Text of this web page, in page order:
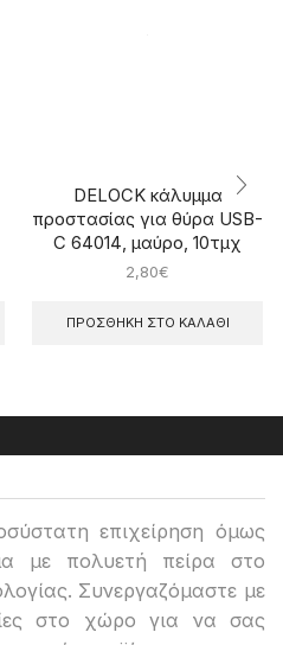
DELOCK κάλυμμα
προστασίας για θύρα USB-
C 64014, μαύρο, 10τμχ
2,80€
ΠΡΟΣΘΉΚΗ ΣΤΟ ΚΑΛΆΘΙ
επιχείρηση όμως
με πολυετή πείρα στο
Συνεργαζόμαστε με
στο χώρο για να σας